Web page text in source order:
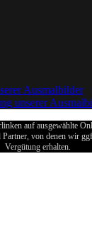
Ausmalbilder
unserer
auf ausgewählte
Partner, von denen wir
Vergütung erhalten.